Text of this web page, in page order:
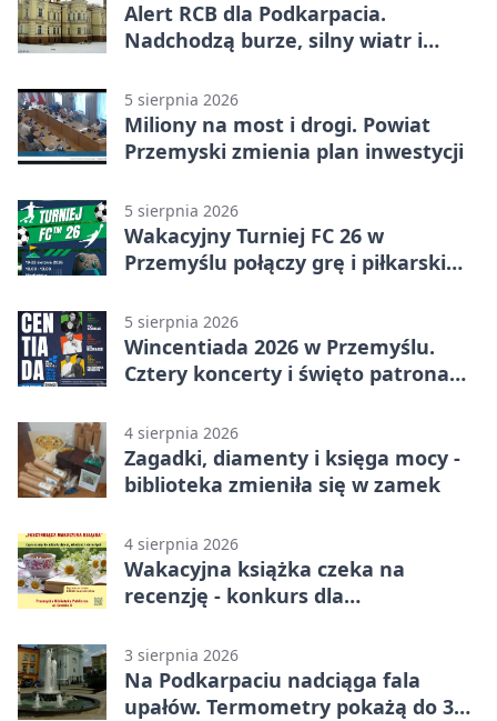
Alert RCB dla Podkarpacia.
Nadchodzą burze, silny wiatr i
5 sierpnia 2026
Miliony na most i drogi. Powiat
Przemyski zmienia plan inwestycji
5 sierpnia 2026
Wakacyjny Turniej FC 26 w
Przemyślu połączy grę i piłkarski
5 sierpnia 2026
Wincentiada 2026 w Przemyślu.
Cztery koncerty i święto patrona
4 sierpnia 2026
Zagadki, diamenty i księga mocy -
biblioteka zmieniła się w zamek
4 sierpnia 2026
Wakacyjna książka czeka na
recenzję - konkurs dla
3 sierpnia 2026
Na Podkarpaciu nadciąga fala
upałów. Termometry pokażą do 36